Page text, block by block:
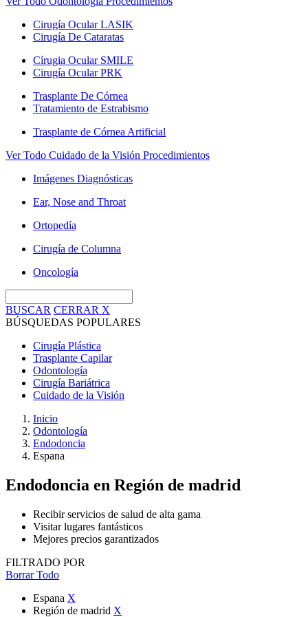
Cirugía Ocular LASIK
Cirugía De Cataratas
Círugia Ocular SMILE
Cirugía Ocular PRK
Trasplante De Córnea
Tratamiento de Estrabismo
Trasplante de Córnea Artificial
Ver Todo Cuidado de la Visión Procedimientos
Imágenes Diagnósticas
Ear, Nose and Throat
Ortopedía
Cirugía de Columna
Oncología
BUSCAR CERRAR X
BÚSQUEDAS POPULARES
Cirugía Plástica
Trasplante Capilar
Odontología
Cirugía Bariátrica
Cuidado de la Visión
Inicio
Odontología
Endodoncia
Espana
Endodoncia en Región de madrid
Recibir servicios de salud de alta gama
Visitar lugares fantásticos
Mejores precios garantizados
FILTRADO POR
Borrar Todo
Espana X
Región de madrid X